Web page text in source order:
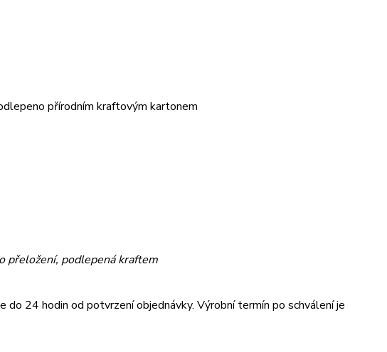
přírodním kraftovým kartonem
podlepená kraftem
do 24 hodin od potvrzení objednávky. Výrobní termín po schválení je